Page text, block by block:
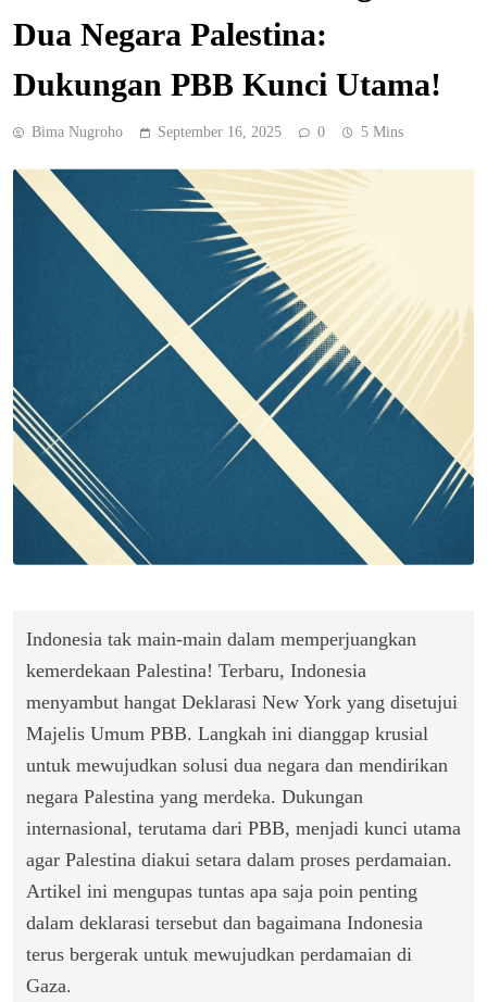
Dua Negara Palestina:
Dukungan PBB Kunci Utama!
Bima Nugroho September 16, 2025 0 5 Mins
Indonesia tak main-main dalam memperjuangkan
kemerdekaan Palestina! Terbaru, Indonesia
menyambut hangat Deklarasi New York yang disetujui
Majelis Umum PBB. Langkah ini dianggap krusial
untuk mewujudkan solusi dua negara dan mendirikan
negara Palestina yang merdeka. Dukungan
internasional, terutama dari PBB, menjadi kunci utama
agar Palestina diakui setara dalam proses perdamaian.
Artikel ini mengupas tuntas apa saja poin penting
dalam deklarasi tersebut dan bagaimana Indonesia
terus bergerak untuk mewujudkan perdamaian di
Gaza.